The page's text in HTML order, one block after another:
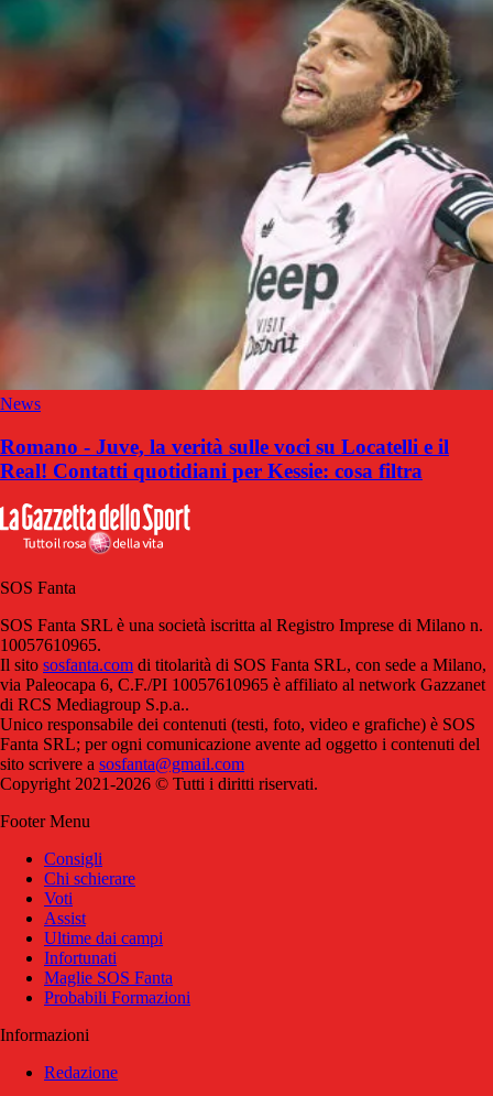
News
Romano - Juve, la verità sulle voci su Locatelli e il
Real! Contatti quotidiani per Kessie: cosa filtra
SOS Fanta
SOS Fanta SRL è una società iscritta al Registro Imprese di Milano n.
10057610965.
Il sito sosfanta.com di titolarità di SOS Fanta SRL, con sede a Milano,
via Paleocapa 6, C.F./PI 10057610965 è affiliato al network Gazzanet
di RCS Mediagroup S.p.a..
Unico responsabile dei contenuti (testi, foto, video e grafiche) è SOS
Fanta SRL; per ogni comunicazione avente ad oggetto i contenuti del
sito scrivere a sosfanta@gmail.com
Copyright 2021-2026 © Tutti i diritti riservati.
Footer Menu
Consigli
Chi schierare
Voti
Assist
Ultime dai campi
Infortunati
Maglie SOS Fanta
Probabili Formazioni
Informazioni
Redazione